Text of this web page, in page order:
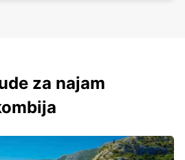
za najam